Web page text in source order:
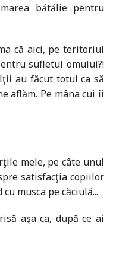
bătălie pentru
că aici, pe teritoriul
sufletul omului?!
au făcut totul ca să
aflăm. Pe mâna cui îi
mele, pe câte unul
satisfacţia copiilor
musca pe căciulă...
aşa ca, după ce ai